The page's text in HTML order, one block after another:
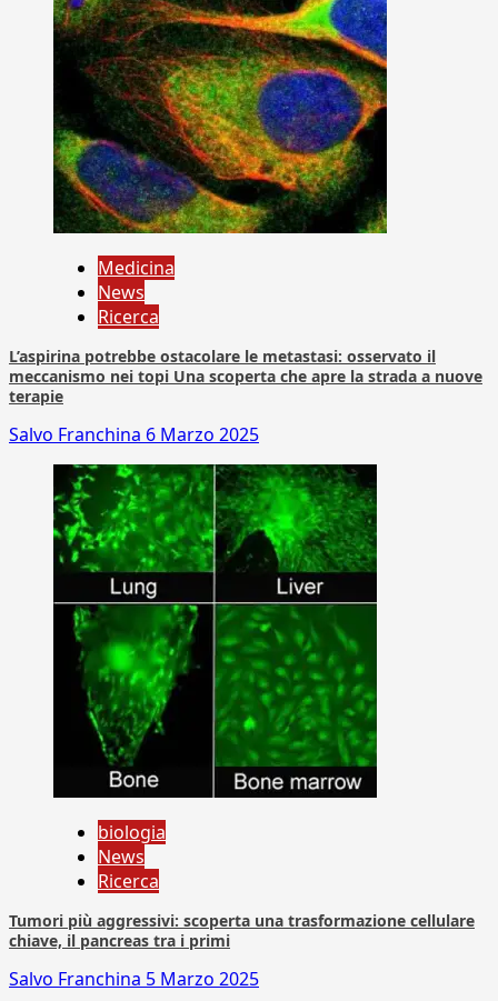
Medicina
News
Ricerca
L’aspirina potrebbe ostacolare le metastasi: osservato il
meccanismo nei topi Una scoperta che apre la strada a nuove
terapie
Salvo Franchina 6 Marzo 2025
biologia
News
Ricerca
Tumori più aggressivi: scoperta una trasformazione cellulare
chiave, il pancreas tra i primi
Salvo Franchina 5 Marzo 2025